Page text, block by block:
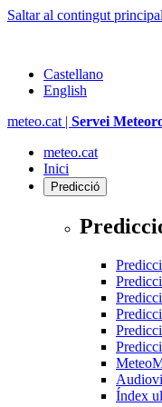
Saltar al contingut principal
Castellano
English
meteo.cat | Servei
meteo.cat
Inici
Predicció
Índex